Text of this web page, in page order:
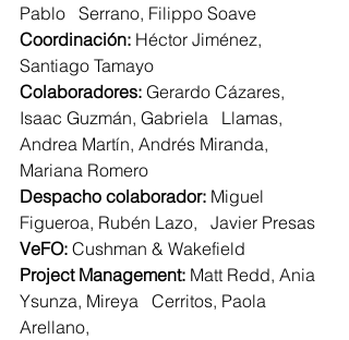
Pablo   Serrano, Filippo Soave
Coordinación: Héctor Jiménez,
Santiago Tamayo
Colaboradores: Gerardo Cázares,
Isaac Guzmán, Gabriela   Llamas,
Andrea Martín, Andrés Miranda,
Mariana Romero
Despacho colaborador: Miguel
Figueroa, Rubén Lazo,   Javier Presas
VeFO: Cushman & Wakefield
Project Management: Matt Redd, Ania
Ysunza, Mireya   Cerritos, Paola
Arellano,